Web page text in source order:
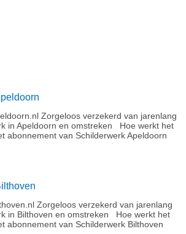
Zorgeloos verzekerd van jarenlang
in Apeldoorn en omstreken Hoe werkt het
abonnement van Schilderwerk Apeldoorn
Zorgeloos verzekerd van jarenlang
in Bilthoven en omstreken Hoe werkt het
abonnement van Schilderwerk Bilthoven